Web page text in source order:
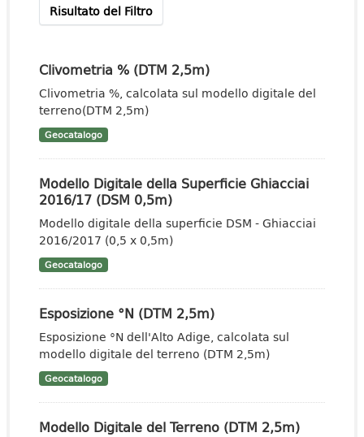
Risultato del Filtro
Clivometria % (DTM 2,5m)
Clivometria %, calcolata sul modello digitale del
terreno(DTM 2,5m)
Geocatalogo
Modello Digitale della Superficie Ghiacciai
2016/17 (DSM 0,5m)
Modello digitale della superficie DSM - Ghiacciai
2016/2017 (0,5 x 0,5m)
Geocatalogo
Esposizione °N (DTM 2,5m)
Esposizione °N dell'Alto Adige, calcolata sul
modello digitale del terreno (DTM 2,5m)
Geocatalogo
Modello Digitale del Terreno (DTM 2,5m)